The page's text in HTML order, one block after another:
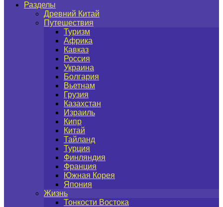
Разделы
Древний Китай
Путешествия
Туризм
Африка
Кавказ
Россия
Украина
Болгария
Вьетнам
Грузия
Казахстан
Израиль
Кипр
Китай
Тайланд
Турция
Финляндия
Франция
Южная Корея
Япония
Жизнь
Тонкости Востока